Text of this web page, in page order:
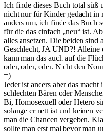
Ich finde dieses Buch total süß
nicht nur für Kinder gedacht in
anders um, ich finde das Buch
für die das einfach „neu“ ist.
alles ansetzen. Die beiden sind
Geschlecht, JA UND?! Alleine
kann man das auch auf die
oder, oder, oder. Nicht den
=)
Jeder ist anders aber das
schlechten Bären oder
Bi, Homosexuell oder Hetero
solange er nett ist und keinen
man die Chancen vergeben.
sollte man erst mal bevor man